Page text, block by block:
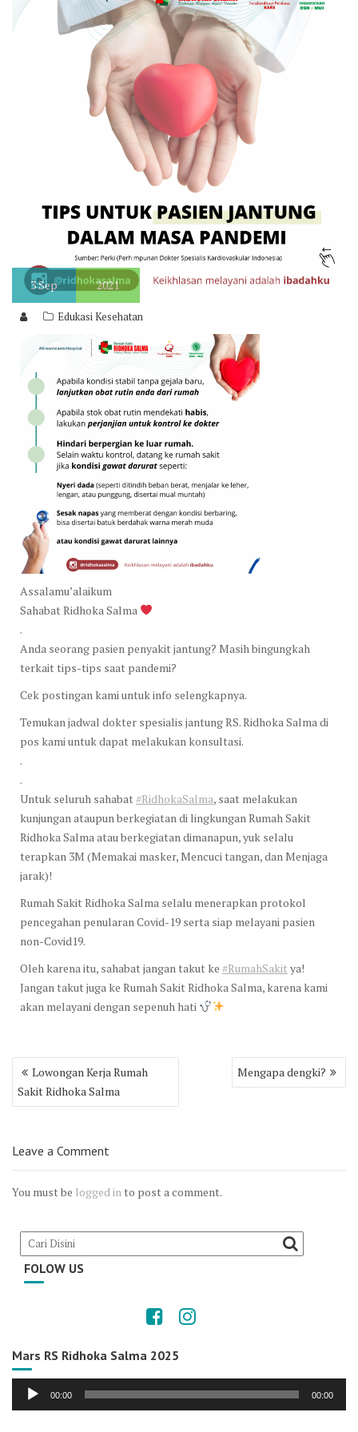
3Sep 2021
Edukasi Kesehatan
Assalamu’alaikum
Sahabat Ridhoka Salma
.
Anda seorang pasien penyakit jantung? Masih bingungkah
terkait tips-tips saat pandemi?
Cek postingan kami untuk info selengkapnya.
Temukan jadwal dokter spesialis jantung RS. Ridhoka Salma di
pos kami untuk dapat melakukan konsultasi.
.
.
Untuk seluruh sahabat #RidhokaSalma, saat melakukan
kunjungan ataupun berkegiatan di lingkungan Rumah Sakit
Ridhoka Salma atau berkegiatan dimanapun, yuk selalu
terapkan 3M (Memakai masker, Mencuci tangan, dan Menjaga
jarak)!
Rumah Sakit Ridhoka Salma selalu menerapkan protokol
pencegahan penularan Covid-19 serta siap melayani pasien
non-Covid19.
Oleh karena itu, sahabat jangan takut ke #RumahSakit ya!
Jangan takut juga ke Rumah Sakit Ridhoka Salma, karena kami
akan melayani dengan sepenuh hati
Post
navigation
Lowongan Kerja Rumah
Sakit Ridhoka Salma
Mengapa dengki?
Leave a Comment
You must be logged in to post a comment.
FOLOW US
Mars RS Ridhoka Salma 2025
Audio
00:00 00:00